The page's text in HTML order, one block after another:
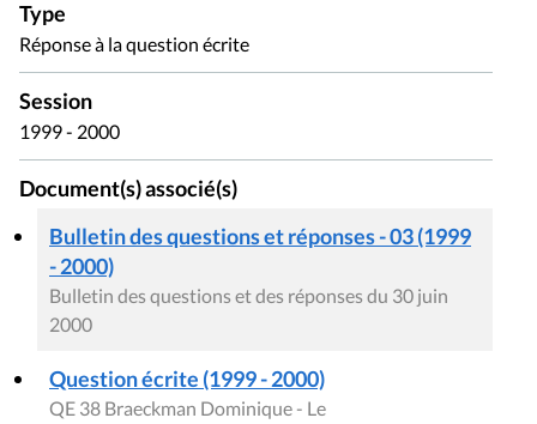
Type
Réponse à la question écrite
Session
1999 - 2000
Document(s) associé(s)
Bulletin des questions et réponses - 03 (1999
- 2000)
Bulletin des questions et des réponses du 30 juin
2000
Question écrite (1999 - 2000)
QE 38 Braeckman Dominique - Le